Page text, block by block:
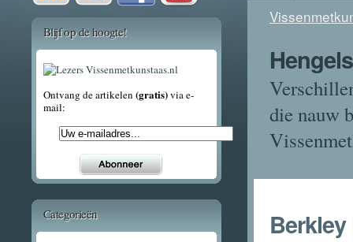
die nauw
Blijf op de hoogte!
Ontvang de artikelen (gratis)via e-
mail:
Categorieën